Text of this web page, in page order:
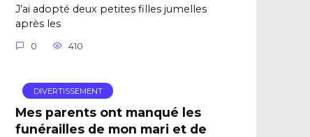
J’ai adopté deux petites filles jumelles
après les
0 410
DIVERTISSEMENT
Mes parents ont manqué les
funérailles de mon mari et de